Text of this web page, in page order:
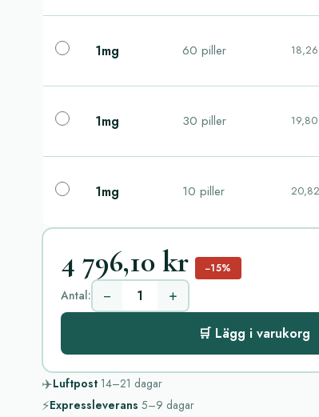
1mg 60 piller
1mg 30 piller
1mg 10 piller
4 796,10 kr −15%
Antal: − +
🛒 Lägg i varukorg
✈️Luftpost 14–21 dagar
⚡Expressleverans 5–9 dagar